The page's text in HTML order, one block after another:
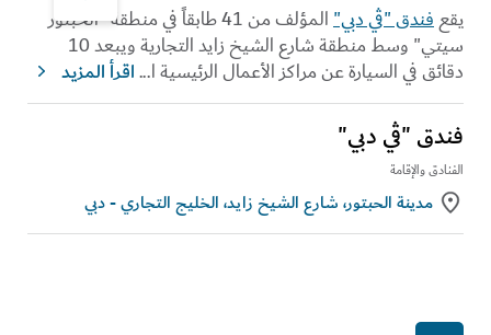
يقعفندق "ڤي دبي"
المؤلف من 41 طابقاً في منطقة "الحبتور
سيتي" وسط منطقة شارع الشيخ زايد التجارية ويبعد 10
دقائق في السيارة عن مراكز الأعمال الرئيسية ا...اقرأ المزيد
فندق "ڤي دبي"
الفنادق والإقامة
مدينة الحبتور، شارع الشيخ زايد، الخليج التجاري - دبي